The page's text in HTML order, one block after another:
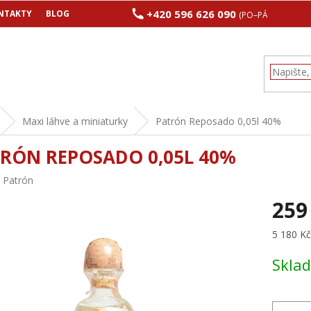
BLOG +420 596 626 090 (PO–PÁ 8:00–17:00)
Maxi láhve a miniaturky Patrón Reposado 0,05l 40%
REPOSADO 0,05L 40%
Patrón
Měrná
5 180